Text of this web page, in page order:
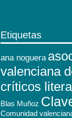
Etiquetas
ana noguera
valenciana
críticos
Blas Muñoz
Comunidad